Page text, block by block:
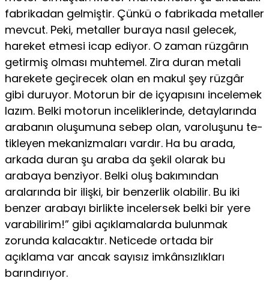
fabrikadan gelmiştir. Çünkü o fabrikada metaller
mevcut. Peki, metaller buraya nasıl gelecek,
hareket etmesi icap ediyor. O zaman rüzgârın
getirmiş olması muhtemel. Zira duran metali
harekete geçirecek olan en makul şey rüzgâr
gibi duruyor. Motorun bir de içyapısını incelemek
lazım. Belki motorun inceliklerinde, detaylarında
arabanın oluşumuna sebep olan, varoluşunu te-
tikleyen mekanizmaları vardır. Ha bu arada,
arkada duran şu araba da şekil olarak bu
arabaya benziyor. Belki oluş bakımından
aralarında bir ilişki, bir benzerlik olabilir. Bu iki
benzer arabayı birlikte incelersek belki bir yere
varabilirim!” gibi açıklamalarda bulunmak
zorunda kalacaktır. Neticede ortada bir
açıklama var ancak sayısız imkânsızlıkları
barındırıyor.